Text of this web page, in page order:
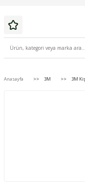
Anasayfa 3M 3M